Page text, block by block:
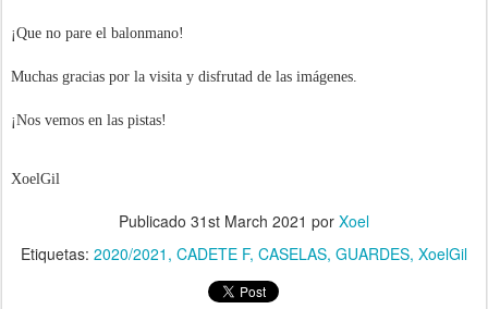
¡Que no pare el balonmano!
Muchas gracias por la visita y disfrutad de las imágenes.
¡Nos vemos en las pistas!
XoelGil
Publicado 31st March 2021 por Xoel
Etiquetas: 2020/2021 CADETE F CASELAS GUARDES XoelGil